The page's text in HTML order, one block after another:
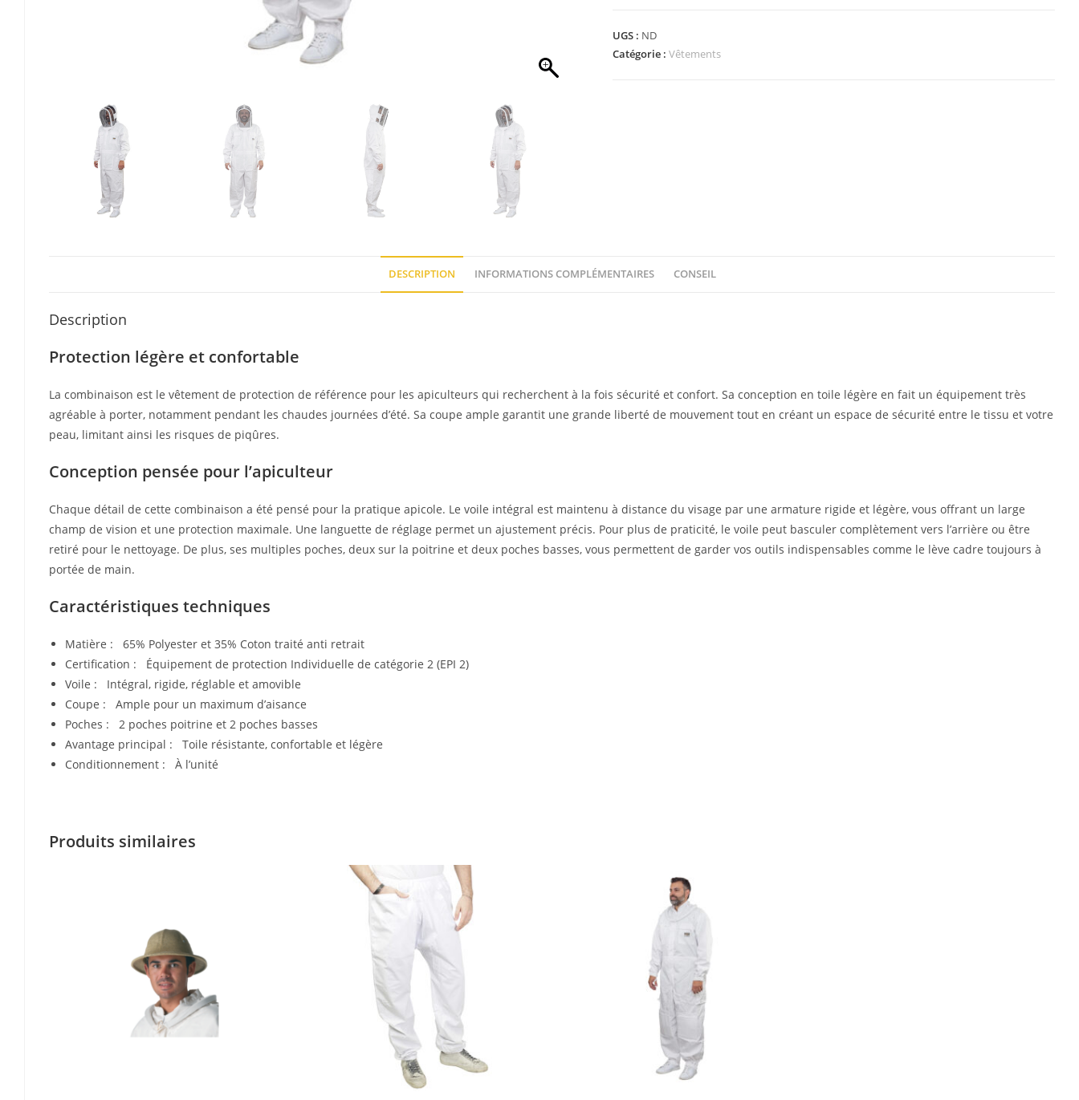
UGS : ND
Catégorie : Vêtements
DESCRIPTION INFORMATIONS COMPLÉMENTAIRES CONSEIL
Description
Protection légère et confortable
La combinaison est le vêtement de protection de référence pour les apiculteurs qui recherchent à la fois sécurité et confort. Sa conception en toile légère en fait un équipement très
agréable à porter, notamment pendant les chaudes journées d’été. Sa coupe ample garantit une grande liberté de mouvement tout en créant un espace de sécurité entre le tissu et votre
peau, limitant ainsi les risques de piqûres.
Conception pensée pour l’apiculteur
Chaque détail de cette combinaison a été pensé pour la pratique apicole. Le voile intégral est maintenu à distance du visage par une armature rigide et légère, vous offrant un large
champ de vision et une protection maximale. Une languette de réglage permet un ajustement précis. Pour plus de praticité, le voile peut basculer complètement vers l’arrière ou être
retiré pour le nettoyage. De plus, ses multiples poches, deux sur la poitrine et deux poches basses, vous permettent de garder vos outils indispensables comme le lève cadre toujours à
portée de main.
Caractéristiques techniques
Matière : 65% Polyester et 35% Coton traité anti retrait
Certification : Équipement de protection Individuelle de catégorie 2 (EPI 2)
Voile : Intégral, rigide, réglable et amovible
Coupe : Ample pour un maximum d’aisance
Poches : 2 poches poitrine et 2 poches basses
Avantage principal : Toile résistante, confortable et légère
Conditionnement : À l’unité
Produits similaires